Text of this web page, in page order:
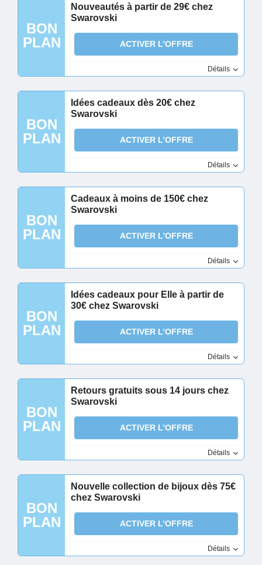
BON
PLAN
Nouveautés à partir de 29€ chez
Swarovski
ACTIVER L’OFFRE
Détails
BON
PLAN
Idées cadeaux dès 20€ chez
Swarovski
ACTIVER L’OFFRE
Détails
BON
PLAN
Cadeaux à moins de 150€ chez
Swarovski
ACTIVER L’OFFRE
Détails
BON
PLAN
Idées cadeaux pour Elle à partir de
30€ chez Swarovski
ACTIVER L’OFFRE
Détails
BON
PLAN
Retours gratuits sous 14 jours chez
Swarovski
ACTIVER L’OFFRE
Détails
BON
PLAN
Nouvelle collection de bijoux dès 75€
chez Swarovski
ACTIVER L’OFFRE
Détails